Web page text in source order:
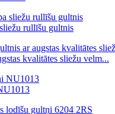
rullīšu gultnis
kvalitātes sliežu velm...